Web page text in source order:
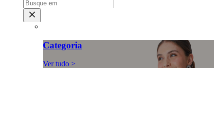
Categoria
Ver tudo >